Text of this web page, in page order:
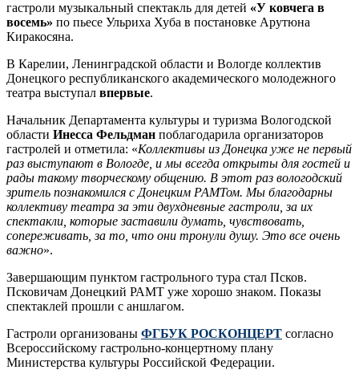
гастроли музыкальный спектакль для детей «У ковчега в
восемь» по пьесе Ульриха Хуба в постановке Арутюна
Киракосяна.
В Карелии, Ленинградской области и Вологде коллектив
Донецкого республиканского академического молодежного
театра выступал впервые.
Начальник Департамента культуры и туризма Вологодской
области Инесса Фельдман поблагодарила организаторов
гастролей и отметила: «Коллективы из Донецка уже не первый
раз выступают в Вологде, и мы всегда открыты для гостей и
рады такому творческому общению. В этот раз вологодский
зритель познакомился с Донецким РАМТом. Мы благодарны
коллективу театра за эти двухдневные гастроли, за их
спектакли, которые заставили думать, чувствовать,
сопереживать, за то, что они тронули душу. Это все очень
важно».
Завершающим пунктом гастрольного тура стал Псков.
Псковичам Донецкий РАМТ уже хорошо знаком. Показы
спектаклей прошли с аншлагом.
Гастроли организованы ФГБУК РОСКОНЦЕРТ согласно
Всероссийскому гастрольно-концертному плану
Министерства культуры Российской Федерации.